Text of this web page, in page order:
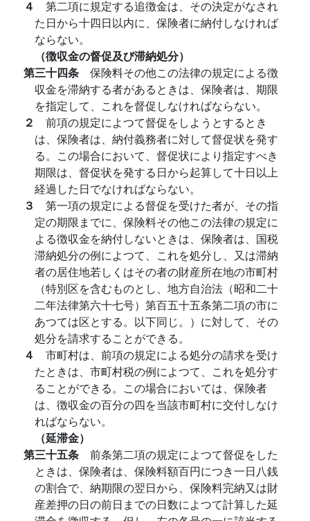
４ 第二項に規定する追徴金は、その決定がなされ
た日から十四日以内に、保険者に納付しなければ
ならない。
（徴収金の督促及び滞納処分）
第三十四条 保険料その他この法律の規定による徴
収金を滞納する者があるときは、保険者は、期限
を指定して、これを督促しなければならない。
２ 前項の規定によつて督促をしようとするとき
は、保険者は、納付義務者に対して督促状を発す
る。この場合において、督促状により指定すべき
期限は、督促状を発する日から起算して十日以上
経過した日でなければならない。
３ 第一項の規定による督促を受けた者が、その指
定の期限までに、保険料その他この法律の規定に
よる徴収金を納付しないときは、保険者は、国税
滞納処分の例によつて、これを処分し、又は滞納
者の居住地若しくはその者の財産所在地の市町村
（特別区を含むものとし、地方自治法（昭和二十
二年法律第六十七号）第百五十五条第二項の市に
あつては区とする。以下同じ。）に対して、その
処分を請求することができる。
４ 市町村は、前項の規定による処分の請求を受け
たときは、市町村税の例によつて、これを処分す
ることができる。この場合においては、保険者
は、徴収金の百分の四を当該市町村に交付しなけ
ればならない。
（延滞金）
第三十五条 前条第二項の規定によつて督促をした
ときは、保険者は、保険料額百円につき一日八銭
の割合で、納期限の翌日から、保険料完納又は財
産差押の日の前日までの日数によつて計算した延